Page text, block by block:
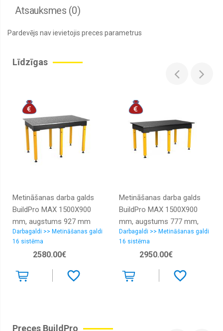
Atsauksmes (0)
Pardevējs nav ievietojis preces parametrus
Līdzīgas
Metināšanas darba galds
BuildPro MAX 1500X900
mm, augstums 927 mm
Darbagaldi >> Metināšanas galdi
16 sistēma
2580.00€
Metināšanas darba galds
BuildPro MAX 1500X900
mm, augstums 777 mm,
Nitrēts
Darbagaldi >> Metināšanas galdi
16 sistēma
2950.00€
Preces BuildPro